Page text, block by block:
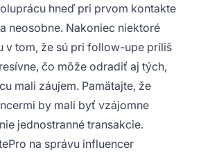
hneď pri prvom kontakte
neosobne. Nakoniec niektoré
v tom, že sú pri follow-upe príliš
čo môže odradiť aj tých,
mali záujem. Pamätajte, že
by mali byť vzájomne
jednostranné transakcie.
na správu influencer